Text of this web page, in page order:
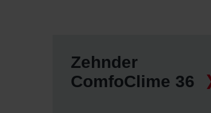
Zehnder
ComfoClime 36